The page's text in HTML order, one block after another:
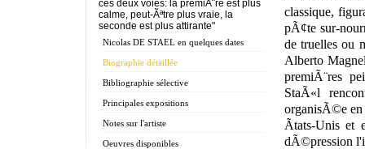
ces deux voies: la premiÃ¨re est plus
calme, peut-Ãªtre plus vraie, la
seconde est plus attirante"
Nicolas DE STAEL en quelques dates
Biographie détaillée
Bibliographie sélective
Principales expositions
Notes sur l'artiste
Oeuvres disponibles
classique,
pÃ¢te sur-
de truelles ou
Alberto
premiÃ¨res
StaÃ«l
organisÃ©e
Ãtats-Unis et
dÃ©pression